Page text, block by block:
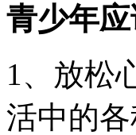
青少年
1、放松
活中的